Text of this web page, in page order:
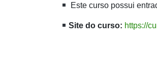
Este curso possui
Site do curso: https://